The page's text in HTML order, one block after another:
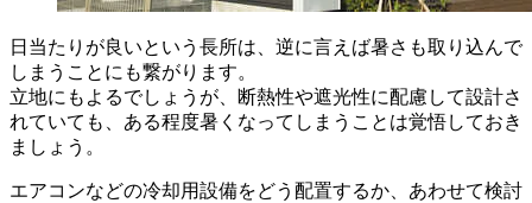
日当たりが良いという長所は、逆に言えば暑さも取り込んで
しまうことにも繋がります。
立地にもよるでしょうが、断熱性や遮光性に配慮して設計さ
れていても、ある程度暑くなってしまうことは覚悟しておき
ましょう。
エアコンなどの冷却用設備をどう配置するか、あわせて検討